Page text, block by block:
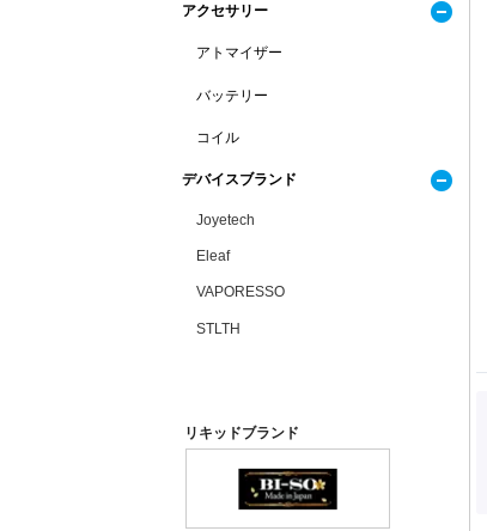
アクセサリー
アトマイザー
バッテリー
コイル
デバイスブランド
Joyetech
Eleaf
VAPORESSO
STLTH
リキッドブランド